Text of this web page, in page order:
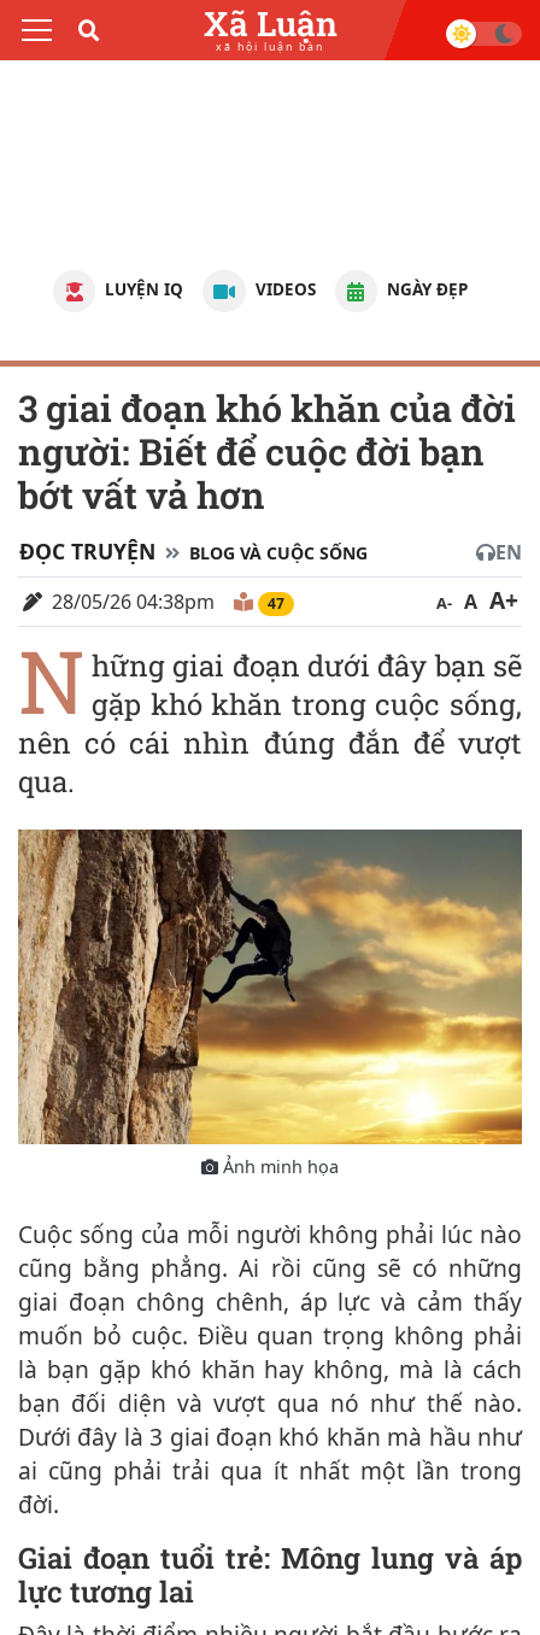
Xã Luận
xã hội luận bàn
LUYỆN IQ VIDEOS NGÀY ĐẸP
3 giai đoạn khó khăn của đời
người: Biết để cuộc đời bạn
bớt vất vả hơn
ĐỌC TRUYỆN BLOG VÀ CUỘC SỐNG
EN
28/05/26 04:38pm
47 A- A A+
N hững giai đoạn dưới đây bạn sẽ
gặp khó khăn trong cuộc sống,
nên có cái nhìn đúng đắn để vượt
qua.
Ảnh minh họa
Cuộc sống của mỗi người không phải lúc nào
cũng bằng phẳng. Ai rồi cũng sẽ có những
giai đoạn chông chênh, áp lực và cảm thấy
muốn bỏ cuộc. Điều quan trọng không phải
là bạn gặp khó khăn hay không, mà là cách
bạn đối diện và vượt qua nó như thế nào.
Dưới đây là 3 giai đoạn khó khăn mà hầu như
ai cũng phải trải qua ít nhất một lần trong
đời.
Giai đoạn tuổi trẻ: Mông lung và áp
lực tương lai